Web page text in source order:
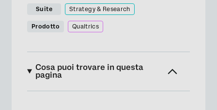
Suite Strategy & Research
Prodotto Qualtrics
Cosa puoi trovare in questa
pagina